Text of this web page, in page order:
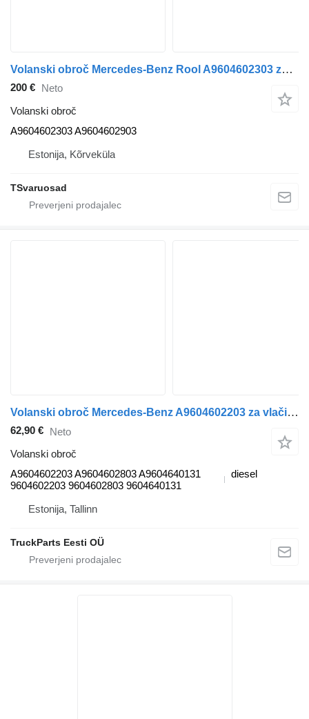
Volanski obroč Mercedes-Benz Rool A9604602303 za vlačilec Mercedes-Benz Actros
200 €
Neto
Volanski obroč
A9604602303 A9604602903
Estonija, Kõrveküla
TSvaruosad
Volanski obroč Mercedes-Benz A9604602203 za vlačilec Mercedes-Benz Antos, Arocs, Actros MP4 (2012-)
62,90 € Neto
Volanski obroč
A9604602203 A9604602803 A9604640131
9604602203 9604602803 9604640131
diesel
Estonija, Tallinn
TruckParts Eesti OÜ